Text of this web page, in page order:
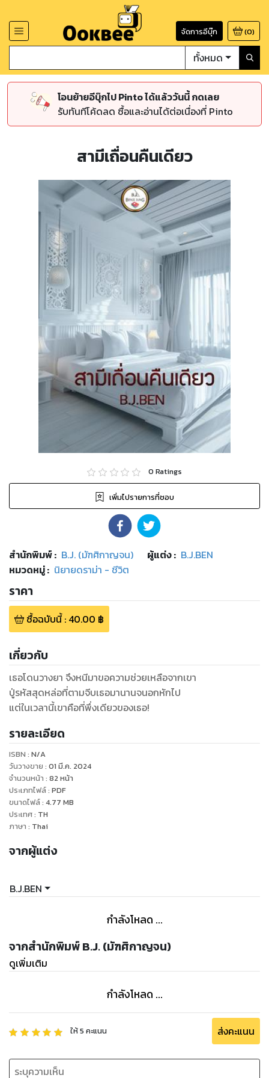
จัดการอีบุ๊ก (0)
ทั้งหมด
โอนย้ายอีบุ๊กไป Pinto ได้แล้ววันนี้ กดเลย
รับทันทีโค้ดลด ซื้อและอ่านได้ต่อเนื่องที่ Pinto
สามีเถื่อนคืนเดียว
0 Ratings
เพิ่มไปรายการที่ชอบ
สำนักพิมพ์: B.J. (มัฑศิกาญจน) ผู้แต่ง : B.J.BEN
หมวดหมู่: นิยายดราม่า - ชีวิต
ราคา
ซื้อฉบับนี้: 40.00 ฿
เกี่ยวกับ
เธอโดนวางยา จึงหนีมาขอความช่วยเหลือจากเขา
ปู่รหัสสุดหล่อที่ตามจีบเธอมานานจนอกหักไป
แต่ในเวลานี้เขาคือที่พึ่งเดียวของเธอ!
รายละเอียด
ISBN : N/A
วันวางขาย : 01 มี.ค. 2024
จำนวนหน้า : 82 หน้า
ประเภทไฟล์: PDF
ขนาดไฟล์: 4.77 MB
ประเทศ: TH
ภาษา : Thai
จากผู้แต่ง
B.J.BEN
กำลังโหลด ...
จากสำนักพิมพ์ B.J. (มัฑศิกาญจน)
ดูเพิ่มเติม
กำลังโหลด ...
ให้5 คะแนน ส่งคะแนน